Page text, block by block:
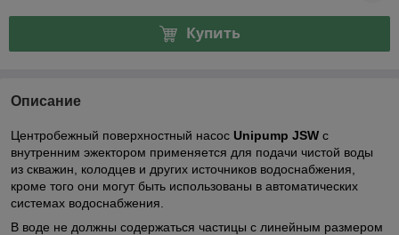
Купить
Описание
Центробежный поверхностный насос Unipump JSW c
внутренним эжектором применяется для подачи чистой воды
из скважин, колодцев и других источников водоснабжения,
кроме того они могут быть использованы в автоматических
системах водоснабжения.
В воде не должны содержаться частицы с линейным размером